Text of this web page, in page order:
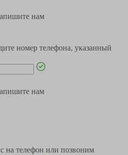
нам
номер телефона, указанный
нам
на телефон или позвоним